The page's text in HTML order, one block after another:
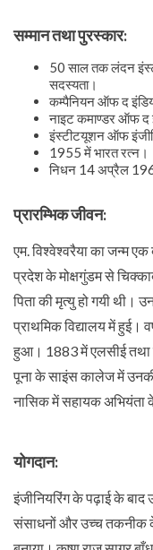
सम्मान तथा पुरस्कार:
50 साल तक लंदन
सदस्यता।
कम्पैनियन ऑफ द
नाइट कमाण्डर ऑफ द
इंस्टीटयूशन ऑफ
1955 में भारत रत्न।
निधन 14 अप्रैल
प्रारम्भिक जीवन:
एम. विश्वेश्वरैया का जन्म
प्रदेश के मोक्षगुंडम से
पिता की मृत्यु हो गयी थी।
प्राथमिक विद्यालय में हुई।
हुआ। 1883 में एलसीई तथा
पूना के साइंस कालेज में उनकी
नासिक में सहायक अभियंता
योगदान:
इंजीनियरिंग के पढ़ाई के बाद
संसाधनों और उच्च तकनीक